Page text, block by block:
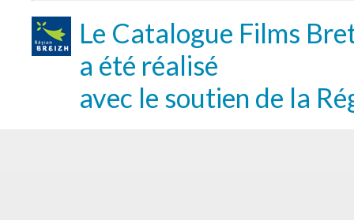
Le Catalogue Films
a été réalisé
avec le soutien de la